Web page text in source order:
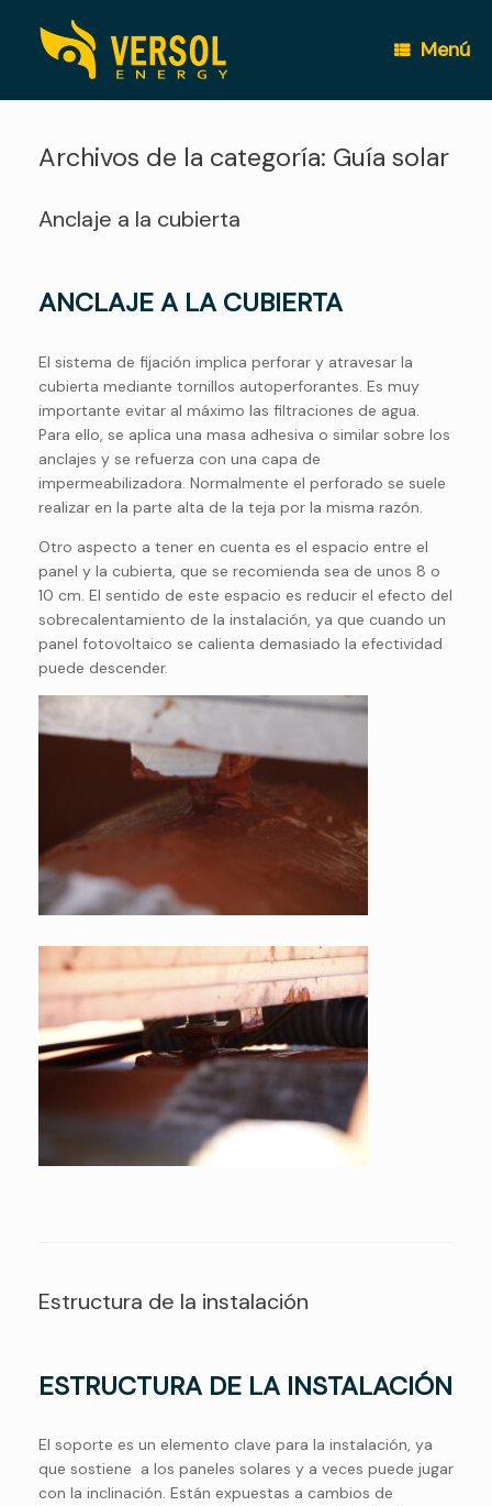
contenido
Menú
Archivos de la categoría: Guía solar
Anclaje a la cubierta
ANCLAJE A LA CUBIERTA
El sistema de fijación implica perforar y atravesar la
cubierta mediante tornillos autoperforantes. Es muy
importante evitar al máximo las filtraciones de agua.
Para ello, se aplica una masa adhesiva o similar sobre los
anclajes y se refuerza con una capa de
impermeabilizadora. Normalmente el perforado se suele
realizar en la parte alta de la teja por la misma razón.
Otro aspecto a tener en cuenta es el espacio entre el
panel y la cubierta, que se recomienda sea de unos 8 o
10 cm. El sentido de este espacio es reducir el efecto del
sobrecalentamiento de la instalación, ya que cuando un
panel fotovoltaico se calienta demasiado la efectividad
puede descender.
Estructura de la instalación
ESTRUCTURA DE LA INSTALACIÓN
El soporte es un elemento clave para la instalación, ya
que sostiene a los paneles solares y a veces puede jugar
con la inclinación. Están expuestas a cambios de